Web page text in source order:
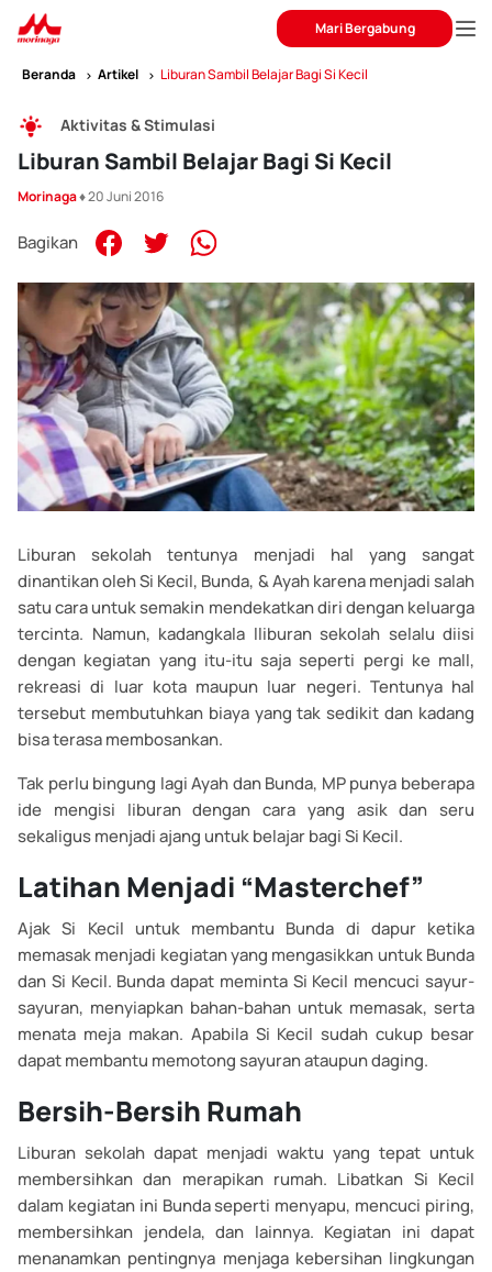
Mari Bergabung
Beranda Artikel Liburan Sambil Belajar Bagi Si Kecil
Aktivitas & Stimulasi
Liburan Sambil Belajar Bagi Si Kecil
Morinaga♦ 20 Juni 2016
Bagikan
Liburan sekolah tentunya menjadi hal yang sangat
dinantikan oleh Si Kecil, Bunda, & Ayah karena menjadi salah
satu cara untuk semakin mendekatkan diri dengan keluarga
tercinta. Namun, kadangkala lliburan sekolah selalu diisi
dengan kegiatan yang itu-itu saja seperti pergi ke mall,
rekreasi di luar kota maupun luar negeri. Tentunya hal
tersebut membutuhkan biaya yang tak sedikit dan kadang
bisa terasa membosankan.
Tak perlu bingung lagi Ayah dan Bunda, MP punya beberapa
ide mengisi liburan dengan cara yang asik dan seru
sekaligus menjadi ajang untuk belajar bagi Si Kecil.
Latihan Menjadi “Masterchef”
Ajak Si Kecil untuk membantu Bunda di dapur ketika
memasak menjadi kegiatan yang mengasikkan untuk Bunda
dan Si Kecil. Bunda dapat meminta Si Kecil mencuci sayur-
sayuran, menyiapkan bahan-bahan untuk memasak, serta
menata meja makan. Apabila Si Kecil sudah cukup besar
dapat membantu memotong sayuran ataupun daging.
Bersih-Bersih Rumah
Liburan sekolah dapat menjadi waktu yang tepat untuk
membersihkan dan merapikan rumah. Libatkan Si Kecil
dalam kegiatan ini Bunda seperti menyapu, mencuci piring,
membersihkan jendela, dan lainnya. Kegiatan ini dapat
menanamkan pentingnya menjaga kebersihan lingkungan